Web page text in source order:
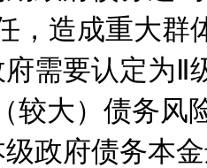
，造成重大群
要认定为Ⅱ
大）债务风
府债务本金